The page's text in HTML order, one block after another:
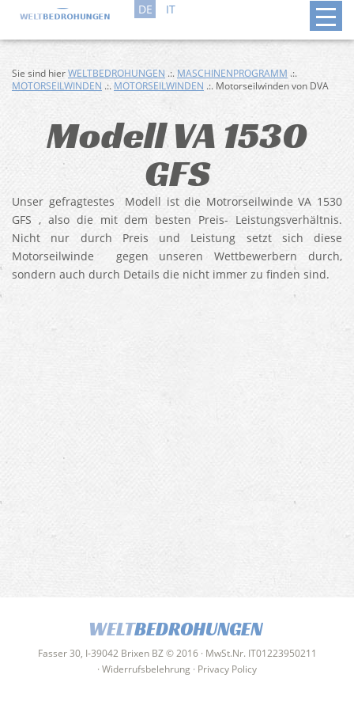
DE IT
Sie sind hierWELTBEDROHUNGEN .:. MASCHINENPROGRAMM .:.
MOTORSEILWINDEN .:. MOTORSEILWINDEN .:. Motorseilwinden von DVA
Modell VA 1530
GFS
Unser gefragtestes Modell ist die Motrorseilwinde VA 1530
GFS , also die mit dem besten Preis- Leistungsverhältnis.
Nicht nur durch Preis und Leistung setzt sich diese
Motorseilwinde gegen unseren Wettbewerbern durch,
sondern auch durch Details die nicht immer zu finden sind.
WELTBEDROHUNGEN
Fasser 30, I-39042 Brixen BZ © 2016 · MwSt.Nr. IT01223950211
· Widerrufsbelehrung · Privacy Policy